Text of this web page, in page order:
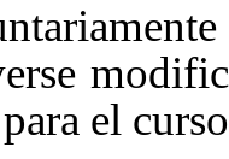
el